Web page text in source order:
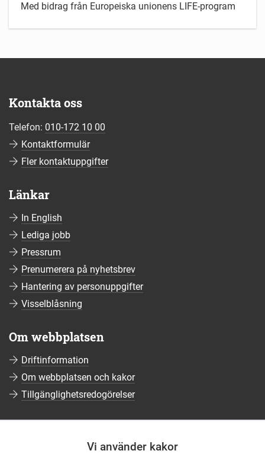
Vi använder kakor
Med bidrag från Europeiska unionens LIFE-program
Kontakta oss
Telefon: 010-172 10 00
Kontaktformulär
Fler kontaktuppgifter
Länkar
In English
Lediga jobb
Pressrum
Prenumerera på nyhetsbrev
Hantering av personuppgifter
Visselblåsning
Om webbplatsen
Driftinformation
Om webbplatsen och kakor
Tillgänglighetsredogörelser
Följ oss på Facebook